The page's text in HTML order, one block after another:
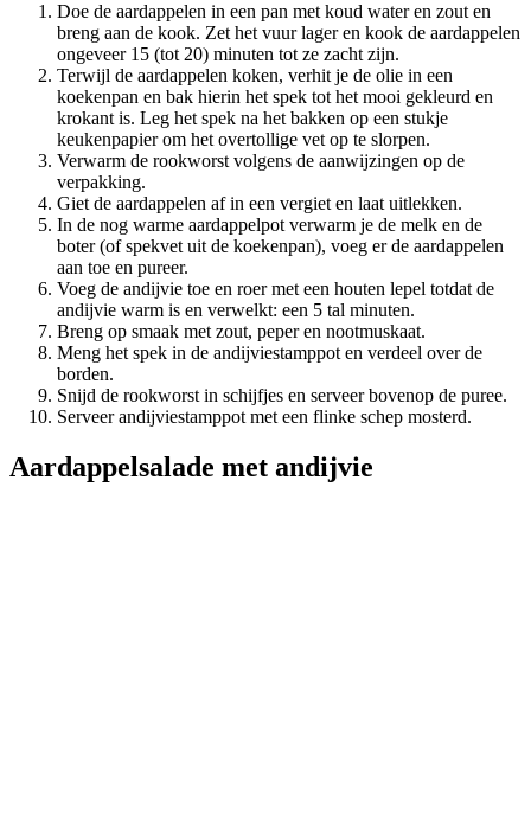
Doe de aardappelen in een pan met koud water en zout en
breng aan de kook. Zet het vuur lager en kook de aardappelen
ongeveer 15 (tot 20) minuten tot ze zacht zijn.
Terwijl de aardappelen koken, verhit je de olie in een
koekenpan en bak hierin het spek tot het mooi gekleurd en
krokant is. Leg het spek na het bakken op een stukje
keukenpapier om het overtollige vet op te slorpen.
Verwarm de rookworst volgens de aanwijzingen op de
verpakking.
Giet de aardappelen af in een vergiet en laat uitlekken.
In de nog warme aardappelpot verwarm je de melk en de
boter (of spekvet uit de koekenpan), voeg er de aardappelen
aan toe en pureer.
Voeg de andijvie toe en roer met een houten lepel totdat de
andijvie warm is en verwelkt: een 5 tal minuten.
Breng op smaak met zout, peper en nootmuskaat.
Meng het spek in de andijviestamppot en verdeel over de
borden.
Snijd de rookworst in schijfjes en serveer bovenop de puree.
Serveer andijviestamppot met een flinke schep mosterd.
Aardappelsalade met andijvie